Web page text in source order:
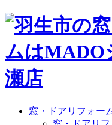
窓・ドアリフォー